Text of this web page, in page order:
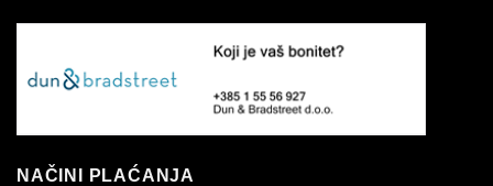
NAČINI PLAĆANJA